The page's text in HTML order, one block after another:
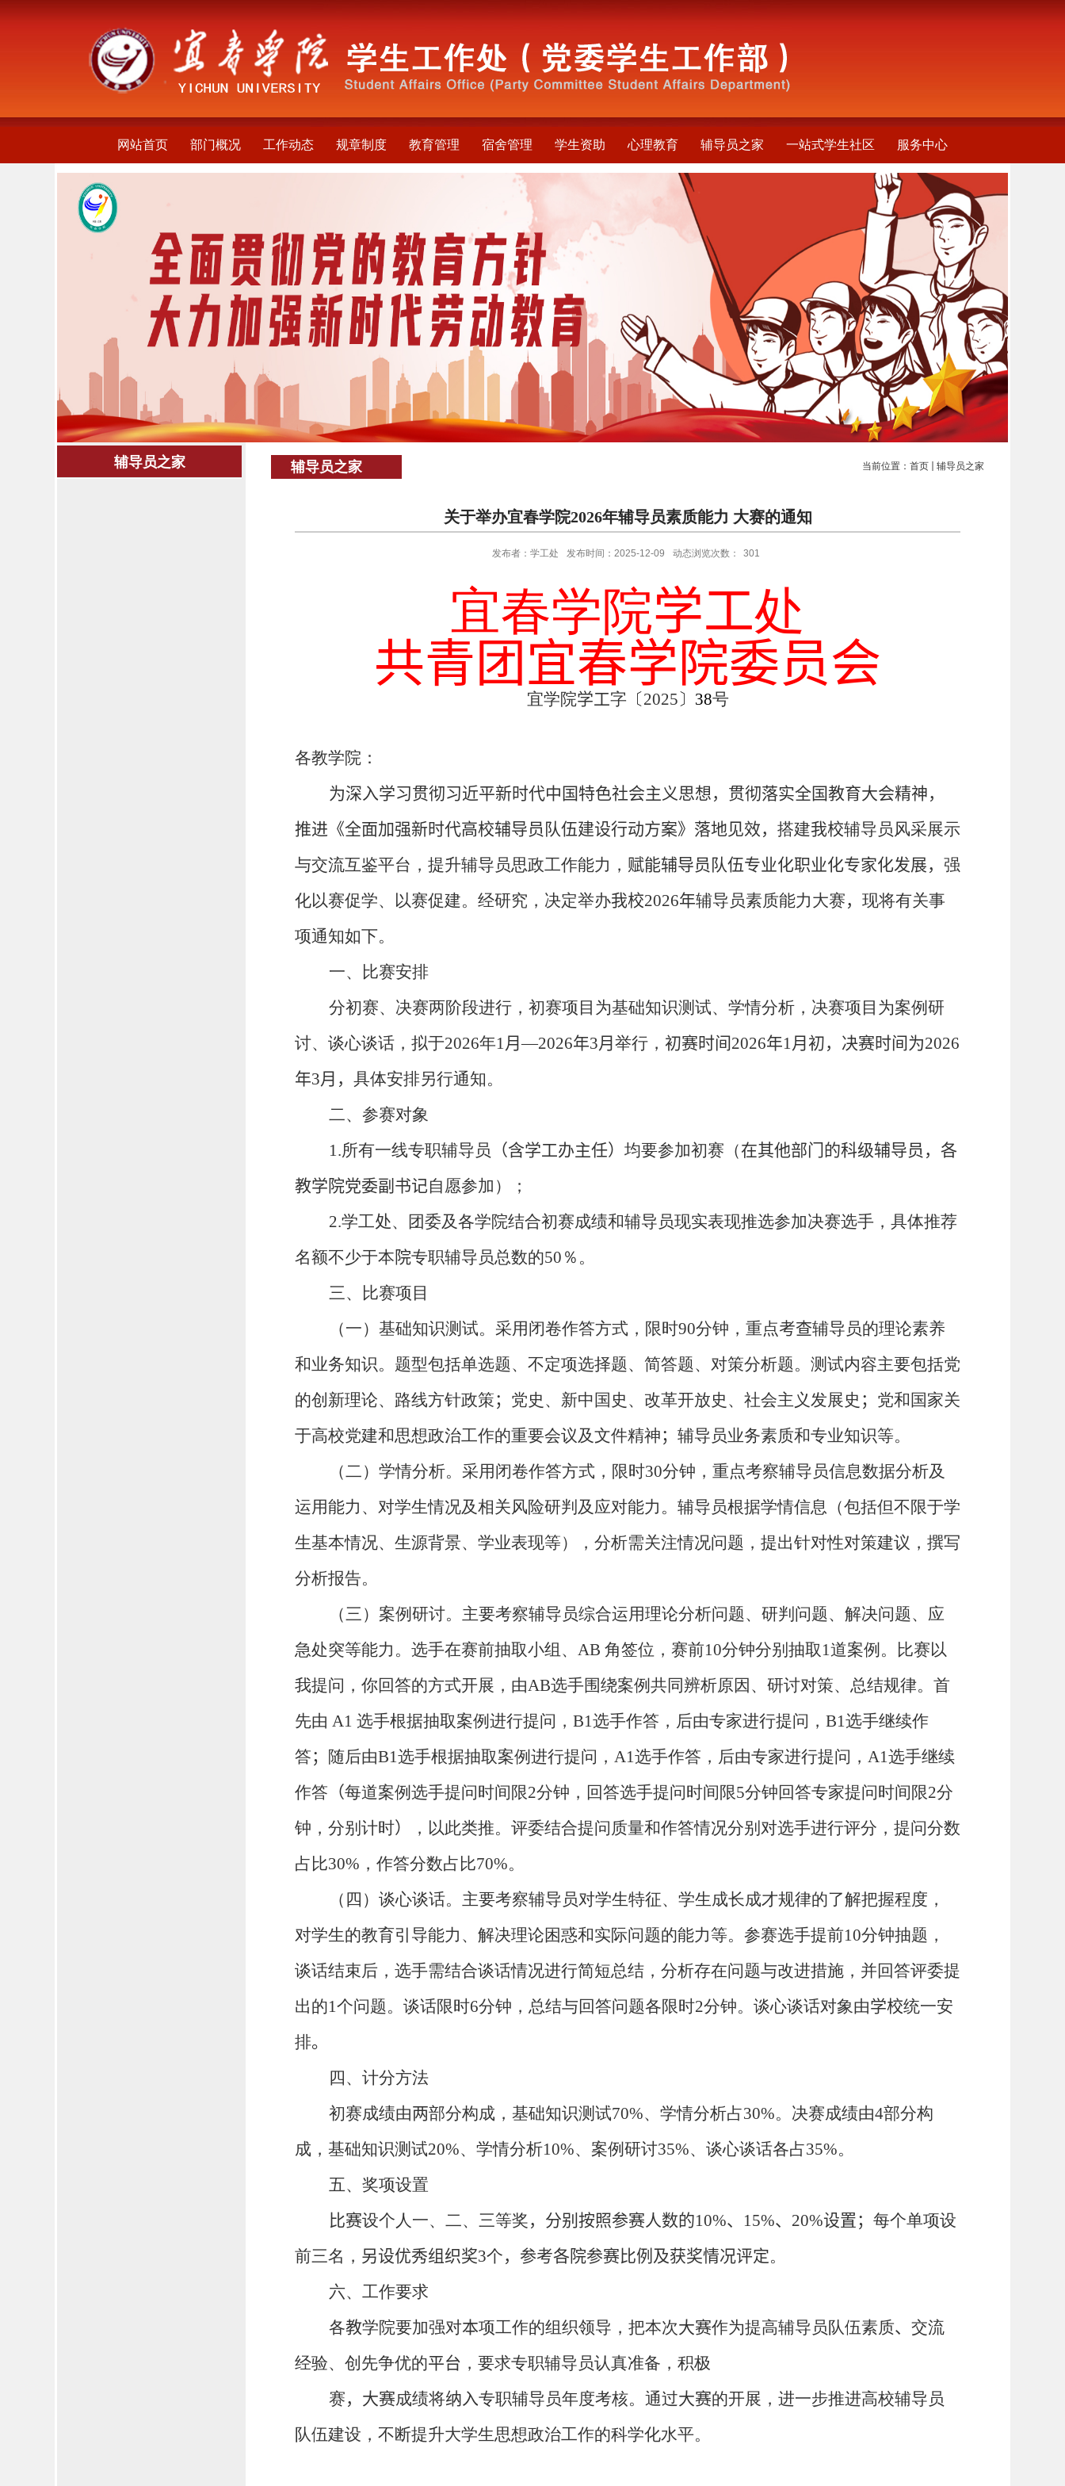
网站首页 部门概况 工作动态 规章制度 教育管理 宿舍管理 学生资助 心理教育 辅导员之家 一站式学生社区 服务中心
辅导员之家 辅导员之家 当前位置： 首页 辅导员之家
关于举办宜春学院2026年辅导员素质能力 大赛的通知
发布者：学工处 发布时间：2025-12-09 动态浏览次数： 301
宜春学院学工处
共青团宜春学院委员会
宜学院学工字〔2025〕 38号
各教学院：
为深入学习贯彻习近平新时代中国特色社会主义思想，贯彻落实全国教育大会精神，
推进《全面加强新时代高校辅导员队伍建设行动方案》落地见效， 搭建我校辅导员风采展示
与交流互鉴平台，提升辅导员思政工作能力， 赋能辅导员队伍专业化职业化专家化发展， 强
化以赛促学、以赛促建。经研究，决定举办我校2026年辅导员素质能力大赛， 现将有关事
项通知如下。
一、比赛安排
分初赛、决赛两阶段进行，初赛项目为基础知识测试、学情分析，决赛项目为案例研
讨、谈心谈话，拟于2026年1月—2026年3月 举行， 初赛时间2026年1月初，决赛时间为2026
年3月， 具体安排另行通知。
二、参赛对象
1.所有一线专职辅导员 （含学工办主任） 均要参加初赛（在其他部门的科级辅导员，各
教学院党委副书记自愿参加）；
2.学工处、团委及各学院结合初赛成绩和辅导员现实表现推选参加决赛选手，具体推荐
名额不少于本院专职辅导员总数的50 ％。
三、比赛项目
（一）基础知识测试。采用闭卷作答方式，限时90分钟，重点考查辅导员的理论素养
和业务知识。题型包括单选题、不定项选择题、简答题、对策分析题。测试内容主要包括党
的创新理论、路线方针政策； 党史、新中国史、改革开放史、社会主义发展史 ； 党和国家关
于高校党建和思想政治工作的重要会议及文件精神； 辅导员业务素质和专业知识等。
（二）学情分析。采用闭卷作答方式，限时30分钟，重点考察辅导员信息数据分析及
运用能力、对学生情况及相关风险研判及应对能力。辅导员根据学情信息（包括但不限于学
生基本情况、生源背景、学业表现等），分析需关注情况问题，提出针对性对策建议，撰写
分析报告。
（三）案例研讨。主要考察辅导员综合运用理论分析问题、研判问题、解决问题、应
急处突等能力。选手在赛前抽取小组、 AB 角签位，赛前10分钟分别抽取 1道案例。比赛以
我提问，你回答的方式开展，由AB选手围绕案例共同辨析原因、研讨对策、总结规律。首
先由 A1 选手根据抽取案例进行提问， B1选手作答，后由专家进行提问， B1选手继续作
答； 随后由B1选手根据抽取案例进行提问， A1选手作答，后由专家进行提问， A1选手继续
作答 （每道案例选手提问时间限2分钟，回答选手提问时间限5分钟回答专家提问时间限2分
钟，分别计时）
，以此类推。评委结合提问质量和作答情况分别对选手进行评分，提问分数
占比30% ，作答分数占比70%。
（四）谈心谈话。主要考察辅导员对学生特征、学生成长成才规律的了解把握程度，
对学生的教育引导能力、解决理论困惑和实际问题的能力等。参赛选手提前10分钟抽题，
谈话结束后，选手需结合谈话情况进行简短总结，分析存在问题与改进措施，并回答评委提
出的1个问题。谈话限时6分钟，总结与回答问题各限时2分钟。谈心谈话对象由学校统一安
排。
四、计分方法
初赛成绩由两部分构成，基础知识测试70%、学情分析占30%。决赛成绩由4部分构
成，基础知识测试20%、学情分析10%、案例研讨35%、谈心谈话各占35%。
五、奖项设置
比赛设个人一、二、三等奖，分别按照参赛人数的10%、 15%、 20%设置； 每个单项设
前三名， 另设优秀组织奖3个，参考各院参赛比例及获奖情况评定。
六、工作要求
各教学院要加强对本项工作的组织领导，把本次大赛作为提高辅导员队伍素质、 交流
经验、创先争优的平台 ，要求专职辅导员认真准备，积极
赛，大赛成绩将纳入专职辅导员年度考核。通过大赛的开展，进一步推进高校辅导员
队伍建设，不断提升大学生思想政治工作的科学化水平。